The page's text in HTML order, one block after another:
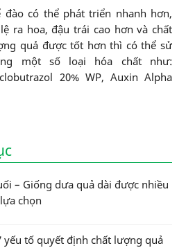
đào có thể phát triển nhanh hơn,
ra hoa, đậu trái cao hơn và chất
quả được tốt hơn thì có thể sử
một số loại hóa chất như:
20% WP, Auxin Alpha
– Giống dưa quả dài được nhiều
chọn
yếu tố quyết định chất lượng quả